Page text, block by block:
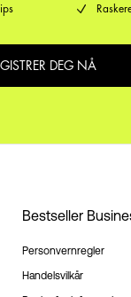
DEG NÅ
Bestseller
Personvernregler
Handelsvilkår